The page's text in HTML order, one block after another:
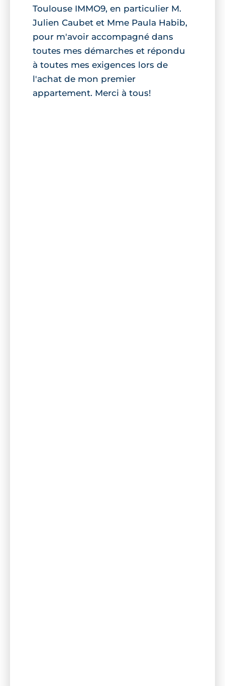
Toulouse IMMO9, en particulier M.
Julien Caubet et Mme Paula Habib,
pour m'avoir accompagné dans
toutes mes démarches et répondu
à toutes mes exigences lors de
l'achat de mon premier
appartement. Merci à tous!